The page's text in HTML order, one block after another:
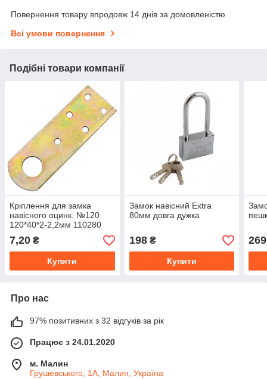
Повернення товару впродовж 14 днів за домовленістю
Всі умови повернення
Подібні товари компанії
Кріплення для замка
навісного оцинк. №120
120*40*2-2,2мм 110280
7,20 ₴
Купити
Замок навісний Extra
80мм довга дужка
198₴
Купити
269
Про нас
97% позитивних з 32 відгуків за рік
Працює з 24.01.2020
м. Малин
Грушевського, 1А, Малин, Україна